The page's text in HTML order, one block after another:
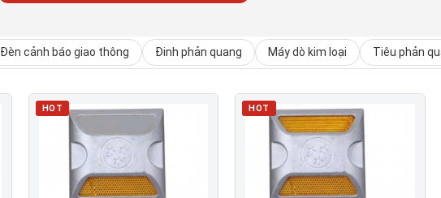
Đèn cảnh báo giao thông Đinh phản quang Máy dò kim loại Tiêu phản
HOT HOT